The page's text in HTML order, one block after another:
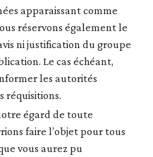
apparaissant comme
réservons également le
ni justification du groupe
Le cas échéant,
les autorités
réquisitions.
égard de toute
faire l’objet pour tous
vous aurez pu